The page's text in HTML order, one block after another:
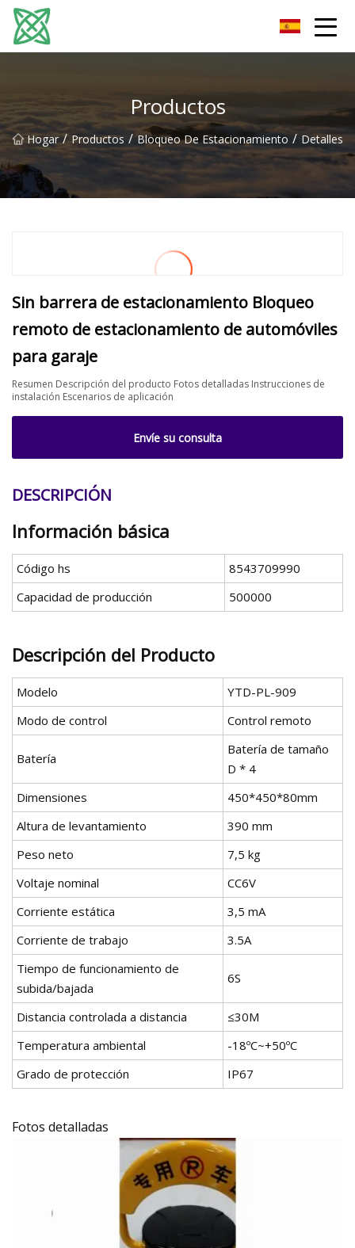
Productos
Hogar / Productos / Bloqueo De Estacionamiento / Detalles
Sin barrera de estacionamiento Bloqueo
remoto de estacionamiento de automóviles
para garaje
Resumen Descripción del producto Fotos detalladas Instrucciones de
instalación Escenarios de aplicación
Envíe su consulta
DESCRIPCIÓN
Información básica
Código hs
8543709990
Capacidad de producción
500000
Descripción del Producto
Modelo
YTD-PL-909
Modo de control
Control remoto
Batería
Batería de tamaño
D * 4
Dimensiones
450*450*80mm
Altura de levantamiento
390 mm
Peso neto
7,5 kg
Voltaje nominal
CC6V
Corriente estática
3,5 mA
Corriente de trabajo
3.5A
Tiempo de funcionamiento de
subida/bajada
6S
Distancia controlada a distancia
≤30M
Temperatura ambiental
-18ºC~+50ºC
Grado de protección
IP67
Fotos detalladas